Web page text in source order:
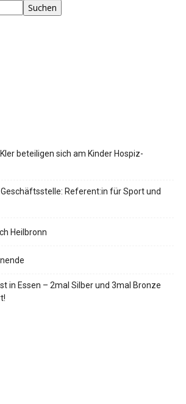
Suchen
beteiligen sich am Kinder Hospiz-
Referent:in für Sport und
Heilbronn
in Essen – 2mal Silber und 3mal Bronze